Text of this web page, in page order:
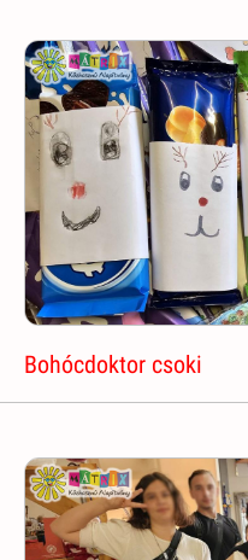
Bohócdoktor csoki